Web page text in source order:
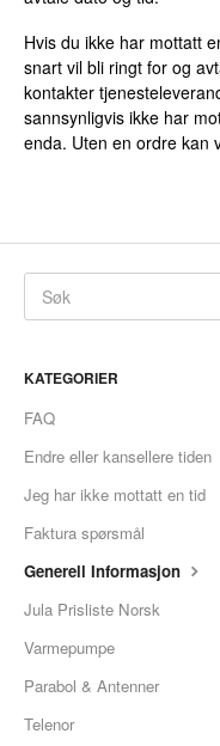
Hvis du ikke har mottatt
snart vil bli ringt for og
kontakter
sannsynligvis ikke har
enda. Uten en ordre kan
KATEGORIER
FAQ
Endre eller kansellere tiden
Jeg har ikke mottatt en tid
Faktura spørsmål
Generell Informasjon
Jula Prisliste Norsk
Varmepumpe
Parabol & Antenner
Telenor